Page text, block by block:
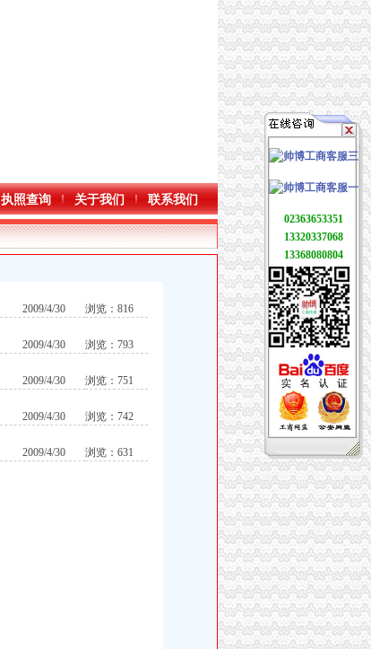
执照查询 关于我们 联系我们
2009/4/30 浏览：816
2009/4/30 浏览：793
2009/4/30 浏览：751
2009/4/30 浏览：742
2009/4/30 浏览：631
02363653351
13320337068
13368080804